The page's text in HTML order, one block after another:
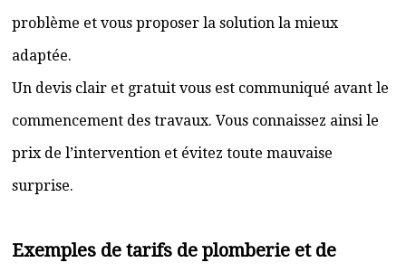
problème et vous proposer la solution la mieux
adaptée.
Un devis clair et gratuit vous est communiqué avant le
commencement des travaux. Vous connaissez ainsi le
prix de l’intervention et évitez toute mauvaise
surprise.
Exemples de tarifs de plomberie et de